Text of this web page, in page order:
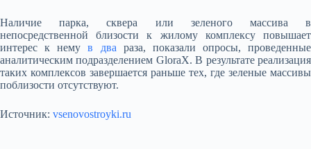
Наличие парка, сквера или зеленого массива в
непосредственной близости к жилому комплексу повышает
интерес к немув два раза, показали опросы, проведенные
аналитическим подразделением GloraX. В результате реализация
таких комплексов завершается раньше тех, где зеленые массивы
поблизости отсутствуют.
Источник: vsenovostroyki.ru